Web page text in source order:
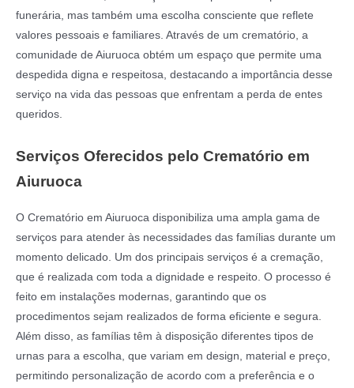
funerária, mas também uma escolha consciente que reflete
valores pessoais e familiares. Através de um crematório, a
comunidade de Aiuruoca obtém um espaço que permite uma
despedida digna e respeitosa, destacando a importância desse
serviço na vida das pessoas que enfrentam a perda de entes
queridos.
Serviços Oferecidos pelo Crematório em
Aiuruoca
O Crematório em Aiuruoca disponibiliza uma ampla gama de
serviços para atender às necessidades das famílias durante um
momento delicado. Um dos principais serviços é a cremação,
que é realizada com toda a dignidade e respeito. O processo é
feito em instalações modernas, garantindo que os
procedimentos sejam realizados de forma eficiente e segura.
Além disso, as famílias têm à disposição diferentes tipos de
urnas para a escolha, que variam em design, material e preço,
permitindo personalização de acordo com a preferência e o